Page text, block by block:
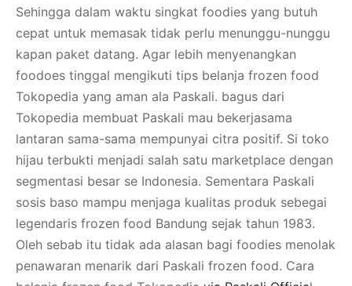
Sehingga dalam waktu singkat foodies yang butuh
cepat untuk memasak tidak perlu menunggu-nunggu
kapan paket datang. Agar lebih menyenangkan
foodoes tinggal mengikuti tips belanja frozen food
Tokopedia yang aman ala Paskali. bagus dari
Tokopedia membuat Paskali mau bekerjasama
lantaran sama-sama mempunyai citra positif. Si toko
hijau terbukti menjadi salah satu marketplace dengan
segmentasi besar se Indonesia. Sementara Paskali
sosis baso mampu menjaga kualitas produk sebegai
legendaris frozen food Bandung sejak tahun 1983.
Oleh sebab itu tidak ada alasan bagi foodies menolak
penawaran menarik dari Paskali frozen food. Cara